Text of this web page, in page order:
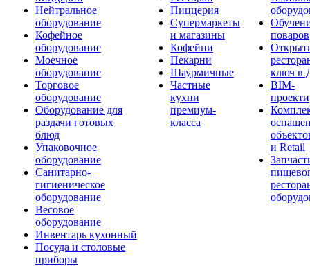
Нейтральное
оборудование
Кофейное
оборудование
Моечное
оборудование
Торговое
оборудование
Оборудование для
раздачи готовых
блюд
Упаковочное
оборудование
Санитарно-
гигиеническое
оборудование
Весовое
оборудование
Инвентарь кухонный
Посуда и столовые
приборы
Пиццерия
Супермаркеты
и магазины
Кофейни
Пекарни
Шаурмичные
Частные
кухни
премиум-
класса
поваров
ключ в
BIM-
и Retail